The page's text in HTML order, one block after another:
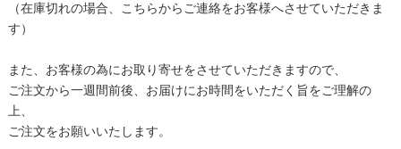
（在庫切れの場合、こちらからご連絡をお客様へさせていただきま
す）
また、お客様の為にお取り寄せをさせていただきますので、
ご注文から一週間前後、お届けにお時間をいただく旨をご理解の
上、
ご注文をお願いいたします。